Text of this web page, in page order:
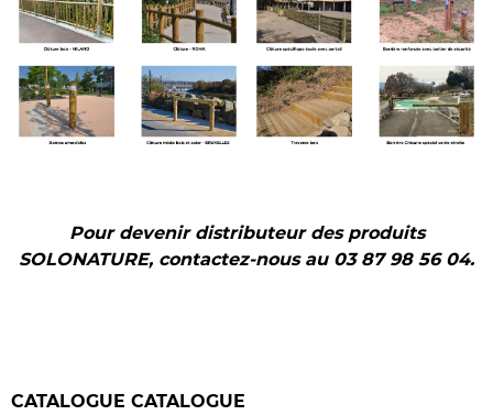
Pour devenir distributeur des produits
SOLONATURE, contactez-nous au 03 87 98 56 04.
CATALOGUE CATALOGUE